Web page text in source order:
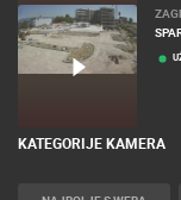
KATEGORIJE KAMERA